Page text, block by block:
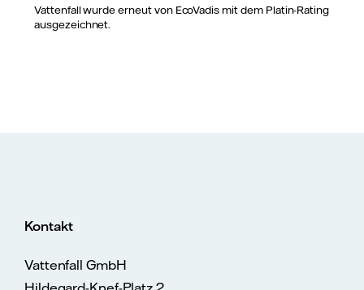
Vattenfall wurde erneut von EcoVadis mit dem Platin-Rating
ausgezeichnet.
Kontakt
Vattenfall GmbH